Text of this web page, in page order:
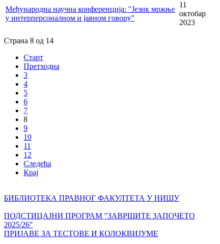
Међународна научна конференција: "Језик мржње
у интерперсоналном и јавном говору"
11
октобар
2023
Страна 8 од 14
Старт
Претходна
3
4
5
6
7
8
9
10
11
12
Следећа
Крај
БИБЛИОТЕКА ПРАВНОГ ФАКУЛТЕТА У НИШУ
ПОДСТИЦАЈНИ ПРОГРАМ "ЗАВРШИТЕ ЗАПОЧЕТО
2025/26"
ПРИЈАВЕ ЗА ТЕСТОВЕ И КОЛОКВИЈУМЕ